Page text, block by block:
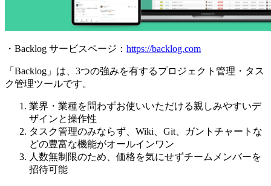
・Backlog サービスページ： https://backlog.com
「Backlog」は、3つの強みを有するプロジェクト管理・タス
ク管理ツールです。
業界・業種を問わずお使いいただける親しみやすいデ
ザインと操作性
タスク管理のみならず、Wiki、Git、ガントチャートな
どの豊富な機能がオールインワン
人数無制限のため、価格を気にせずチームメンバーを
招待可能